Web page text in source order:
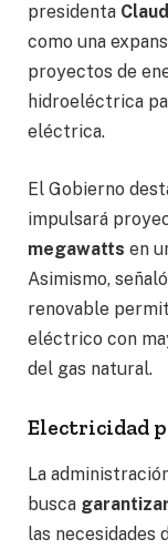
presidenta
como una
proyectos de
hidroeléctrica
eléctrica.
El Gobierno
impulsará
megawatts en
Asimismo,
renovable
eléctrico con
del gas natural.
Electricidad
La
busca
las necesidades